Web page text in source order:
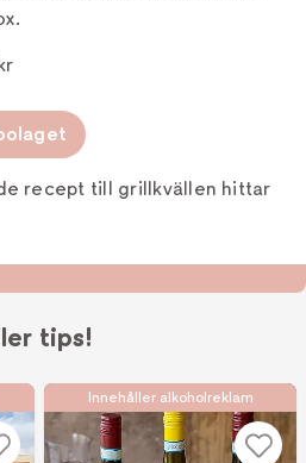
recept till grillkvällen hittar
tips!
Innehåller alkoholreklam